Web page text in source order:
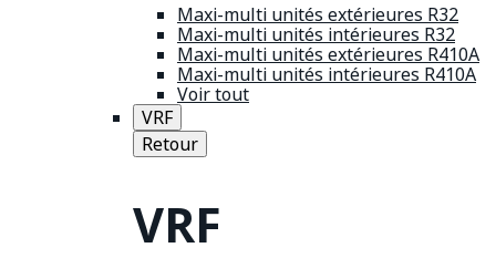
Maxi-multi unités extérieures R32
Maxi-multi unités intérieures R32
Maxi-multi unités extérieures R410A
Maxi-multi unités intérieures R410A
Voir tout
VRF
Retour
VRF